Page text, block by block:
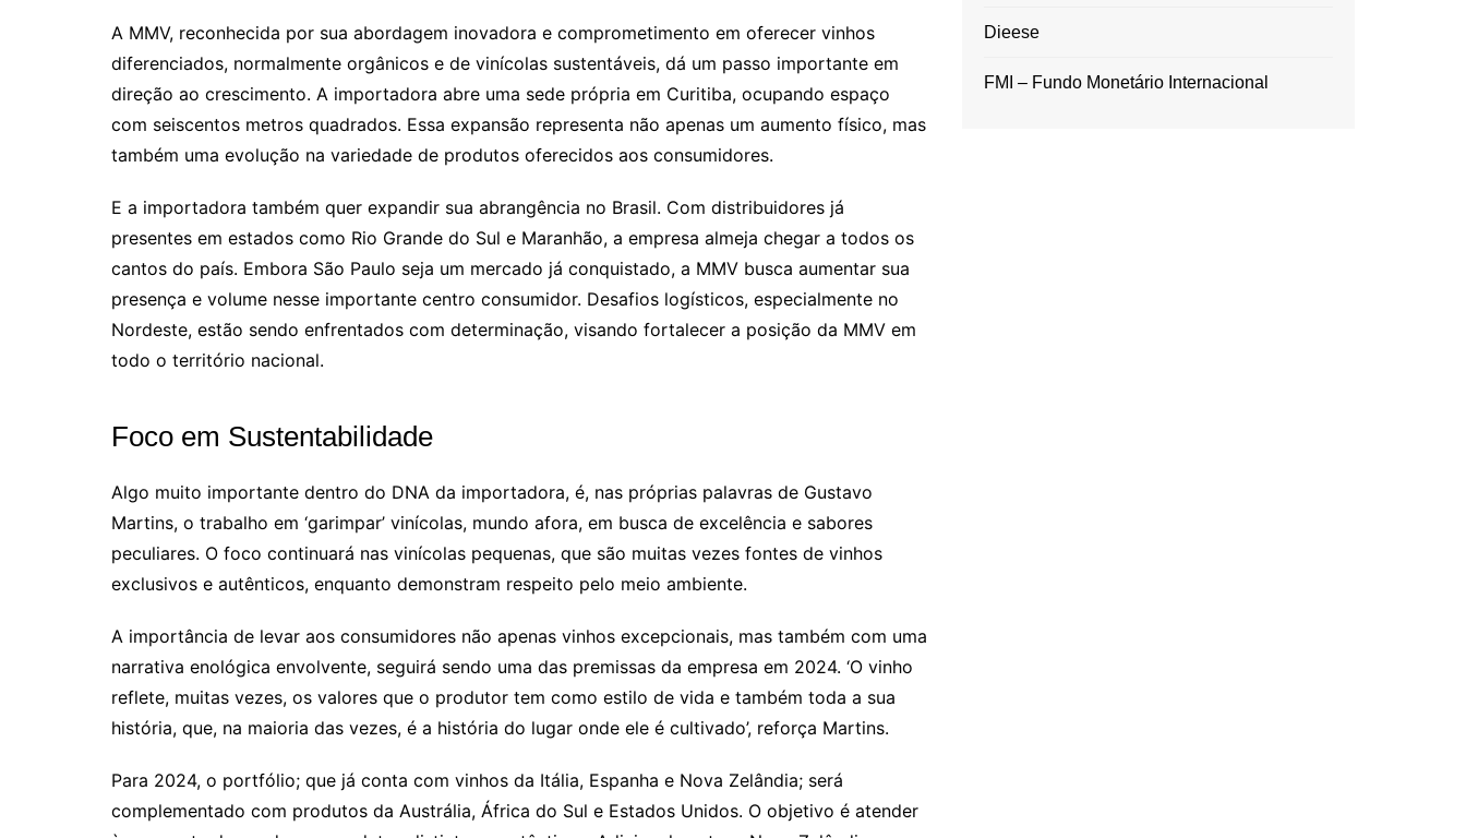
A MMV, reconhecida por sua abordagem inovadora e comprometimento em oferecer vinhos
diferenciados, normalmente orgânicos e de vinícolas sustentáveis, dá um passo importante em
direção ao crescimento. A importadora abre uma sede própria em Curitiba, ocupando espaço
com seiscentos metros quadrados. Essa expansão representa não apenas um aumento físico, mas
também uma evolução na variedade de produtos oferecidos aos consumidores.
E a importadora também quer expandir sua abrangência no Brasil. Com distribuidores já
presentes em estados como Rio Grande do Sul e Maranhão, a empresa almeja chegar a todos os
cantos do país. Embora São Paulo seja um mercado já conquistado, a MMV busca aumentar sua
presença e volume nesse importante centro consumidor. Desafios logísticos, especialmente no
Nordeste, estão sendo enfrentados com determinação, visando fortalecer a posição da MMV em
todo o território nacional.
Foco em Sustentabilidade
Algo muito importante dentro do DNA da importadora, é, nas próprias palavras de Gustavo
Martins, o trabalho em ‘garimpar’ vinícolas, mundo afora, em busca de excelência e sabores
peculiares. O foco continuará nas vinícolas pequenas, que são muitas vezes fontes de vinhos
exclusivos e autênticos, enquanto demonstram respeito pelo meio ambiente.
A importância de levar aos consumidores não apenas vinhos excepcionais, mas também com uma
narrativa enológica envolvente, seguirá sendo uma das premissas da empresa em 2024. ‘O vinho
reflete, muitas vezes, os valores que o produtor tem como estilo de vida e também toda a sua
história, que, na maioria das vezes, é a história do lugar onde ele é cultivado’, reforça Martins.
Para 2024, o portfólio; que já conta com vinhos da Itália, Espanha e Nova Zelândia; será
complementado com produtos da Austrália, África do Sul e Estados Unidos. O objetivo é atender
Dieese
FMI – Fundo Monetário Internacional